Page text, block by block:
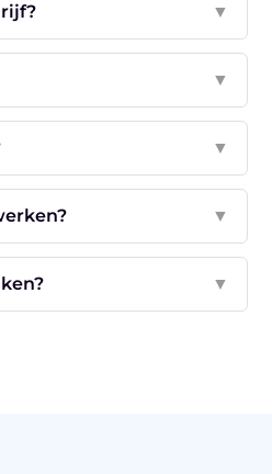
▼
▼
▼
▼
▼